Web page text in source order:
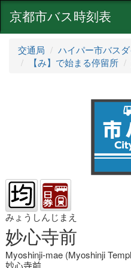
京都市バス時刻表
交通局 ハイパー市バス
【み】で始まる停留所
みょうしんじまえ
妙心寺前
Myoshinji-mae (Myoshinji
妙心寺前